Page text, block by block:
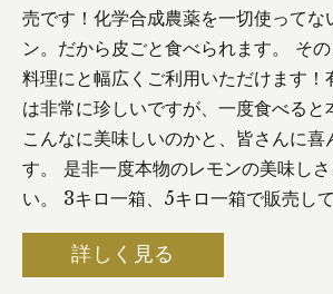
売です！化学合成農薬を一切使ってな
ン。だから皮ごと食べられます。 その
料理にと幅広くご利用いただけます！
は非常に珍しいですが、一度食べると
こんなに美味しいのかと、皆さんに喜
す。 是非一度本物のレモンの美味し
い。 3キロ一箱、5キロ一箱で販売して
詳しく見る